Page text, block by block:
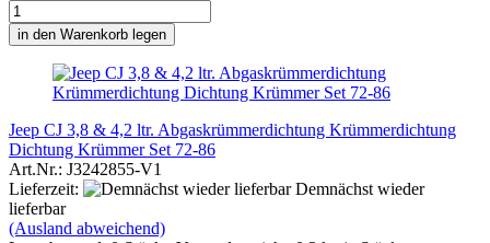
in den Warenkorb legen
Jeep CJ 3,8 & 4,2 ltr. Abgaskrümmerdichtung Krümmerdichtung
Dichtung Krümmer Set 72-86
Art.Nr.: J3242855-V1
Lieferzeit:
Demnächst wieder
lieferbar
(Ausland abweichend)